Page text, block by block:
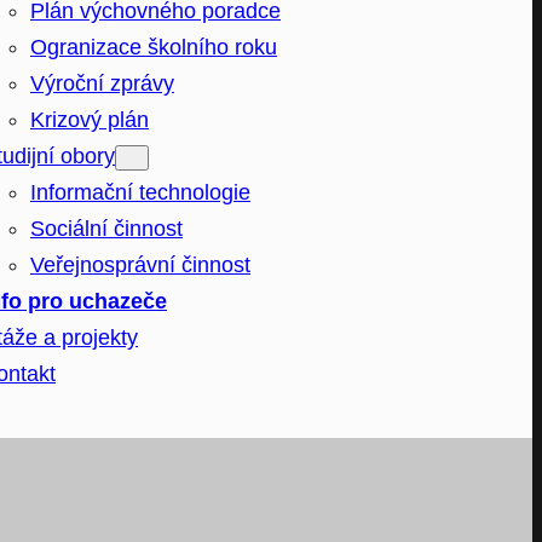
Plán výchovného poradce
Ogranizace školního roku
Výroční zprávy
Krizový plán
obory
Informační technologie
Sociální činnost
Veřejnosprávní činnost
pro uchazeče
a projekty